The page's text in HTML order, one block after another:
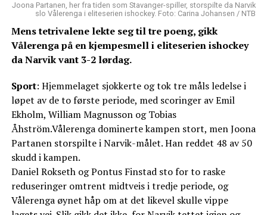
Joona Partanen, her fra tiden som Stavanger-spiller, storspilte da Narvik
slo Vålerenga i eliteserien ishockey. Foto: Carina Johansen / NTB
Mens tetrivalene lekte seg til tre poeng, gikk
Vålerenga på en kjempesmell i eliteserien ishockey
da Narvik vant 3-2 lørdag.
Sport: Hjemmelaget sjokkerte og tok tre måls ledelse i
løpet av de to første periode, med scoringer av Emil
Ekholm, William Magnusson og Tobias
Åhström.Vålerenga dominerte kampen stort, men Joona
Partanen storspilte i Narvik-målet. Han reddet 48 av 50
skudd i kampen.
Daniel Rokseth og Pontus Finstad sto for to raske
reduseringer omtrent midtveis i tredje periode, og
Vålerenga øynet håp om at det likevel skulle vippe